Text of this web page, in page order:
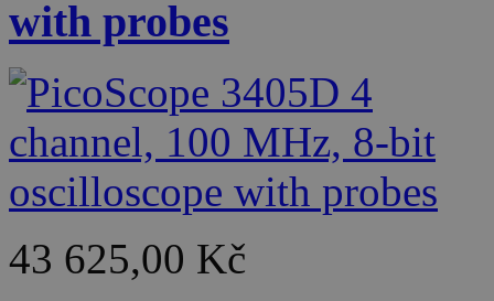
with probes
43 625,00 Kč